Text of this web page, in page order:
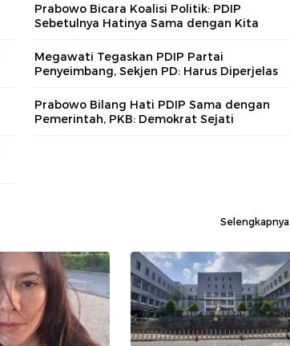
Prabowo Bicara Koalisi Politik: PDIP
Sebetulnya Hatinya Sama dengan Kita
Megawati Tegaskan PDIP Partai
Penyeimbang, Sekjen PD: Harus Diperjelas
Prabowo Bilang Hati PDIP Sama dengan
Pemerintah, PKB: Demokrat Sejati
Selengkapnya